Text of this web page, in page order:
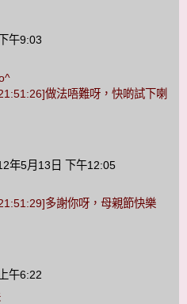
午9:03
做法唔難呀，快啲試下喇
年5月13日 下午12:05
多謝你呀，母親節快樂
午6:22